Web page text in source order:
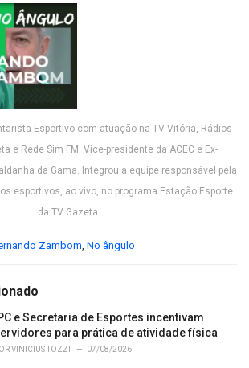
Esportivo com atuação na TV Vitória, Rádios
e Rede Sim FM. Vice-presidente da ACEC e Ex-
da Gama. Integrou a equipe responsável pela
esportivos, ao vivo, no programa Estação Esporte
da TV Gazeta.
Zambom No ângulo
e Secretaria de Esportes incentivam
para prática de atividade física
VINICIUS TOZZI 07/08/2026